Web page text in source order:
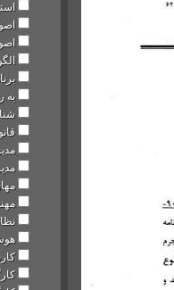
اصول
اصول
به روز
قانون
مهارت
نظام
هوش